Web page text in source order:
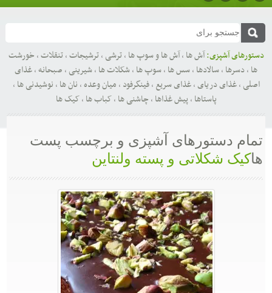
دستورهای آشپزی:آش ها ,آش ها و سوپ ها ,ترشی ,ترشیجات,تنقلات, خورشت
ها ,دسرها ,سالادها ,سس ها ,سوپ ها ,شکلات ها ,شیرینی , صبحانه,غذای
اصلی ,غذای دریای,غذای سریع ,فینگرفود , میان وعده, نان ها , نوشیدنی ها ,
پاستاها ,پیش غذاها , چاشنی ها ,کباب ها ,کیک ها
تمام دستورهای آشپزی و برچسب پست
هاکیک شکلاتی و پسته ولنتاین